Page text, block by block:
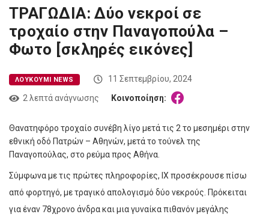
ΤΡΑΓΩΔΙΑ: Δύο νεκροί σε
τροχαίο στην Παναγοπούλα –
Φωτο [σκληρές εικόνες]
ΛΟΥΚΟΎΜΙ NEWS
11 Σεπτεμβρίου, 2024
2 λεπτά ανάγνωσης
Κοινοποίηση:
Θανατηφόρο τροχαίο συνέβη λίγο μετά τις 2 το μεσημέρι στην
εθνική οδό Πατρών – Αθηνών, μετά το τούνελ της
Παναγοπούλας, στο ρεύμα προς Αθήνα.
Σύμφωνα με τις πρώτες πληροφορίες, ΙΧ προσέκρουσε πίσω
από φορτηγό, με τραγικό απολογισμό δύο νεκρούς. Πρόκειται
για έναν 78χρονο άνδρα και μια γυναίκα πιθανόν μεγάλης